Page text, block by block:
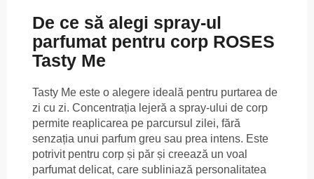
De ce să alegi spray-ul
parfumat pentru corp ROSES
Tasty Me
Tasty Me este o alegere ideală pentru purtarea de
zi cu zi. Concentrația lejeră a spray-ului de corp
permite reaplicarea pe parcursul zilei, fără
senzația unui parfum greu sau prea intens. Este
potrivit pentru corp și păr și creează un voal
parfumat delicat, care subliniază personalitatea